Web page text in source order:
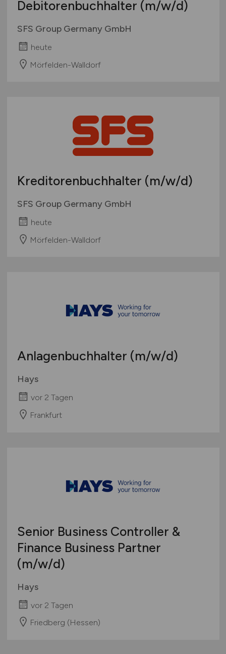
Europa
Debitorenbuchhalter (m/w/d)
SFS Group Germany GmbH
heute
Mörfelden-Walldorf
Kreditorenbuchhalter (m/w/d)
SFS Group Germany GmbH
heute
Mörfelden-Walldorf
Anlagenbuchhalter (m/w/d)
Hays
vor 2 Tagen
Frankfurt
Senior Business Controller &
Finance Business Partner
(m/w/d)
Hays
vor 2 Tagen
Friedberg (Hessen)